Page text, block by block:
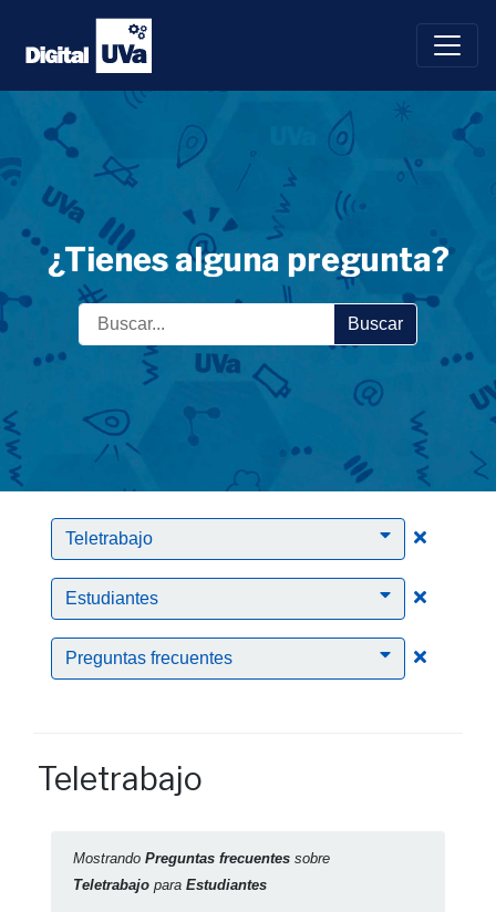
Saltar
contenido
¿Tienes alguna pregunta?
Buscar
Teletrabajo Clic
Estudiantes Clic
Preguntas frecuentes Clic
Teletrabajo
Mostrando Preguntas frecuentes sobre
Teletrabajo para Estudiantes